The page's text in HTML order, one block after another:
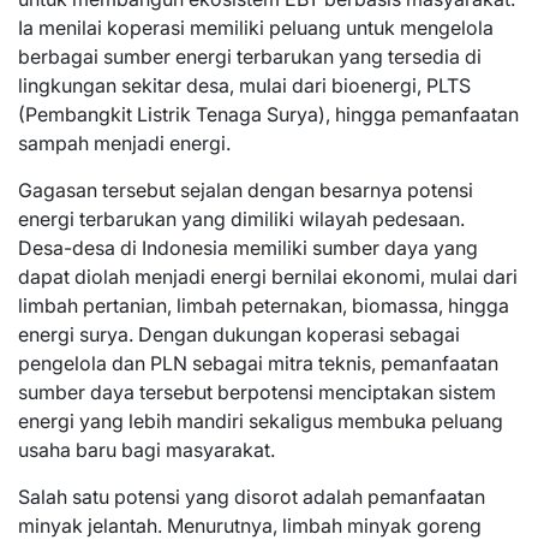
Ia menilai koperasi memiliki peluang untuk mengelola
berbagai sumber energi terbarukan yang tersedia di
lingkungan sekitar desa, mulai dari bioenergi, PLTS
(Pembangkit Listrik Tenaga Surya), hingga pemanfaatan
sampah menjadi energi.
Gagasan tersebut sejalan dengan besarnya potensi
energi terbarukan yang dimiliki wilayah pedesaan.
Desa-desa di Indonesia memiliki sumber daya yang
dapat diolah menjadi energi bernilai ekonomi, mulai dari
limbah pertanian, limbah peternakan, biomassa, hingga
energi surya. Dengan dukungan koperasi sebagai
pengelola dan PLN sebagai mitra teknis, pemanfaatan
sumber daya tersebut berpotensi menciptakan sistem
energi yang lebih mandiri sekaligus membuka peluang
usaha baru bagi masyarakat.
Salah satu potensi yang disorot adalah pemanfaatan
minyak jelantah. Menurutnya, limbah minyak goreng